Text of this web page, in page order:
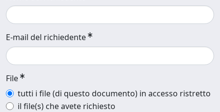
E-mail del richiedente
File
tutti i file (di questo documento) in accesso ristretto
il file(s) che avete richiesto